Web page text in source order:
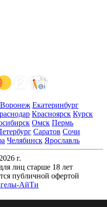
Воронеж Екатеринбург
Красноярск Курск
Омск Пермь
Саратов Сочи
Челябинск Ярославль
г.
лиц старше 18 лет
публичной офертой
АйТи